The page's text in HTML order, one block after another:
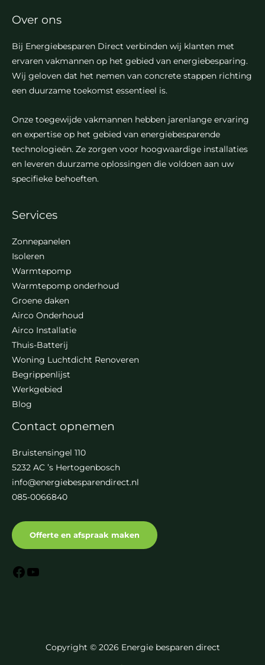
Over ons
Bij Energiebesparen Direct verbinden wij klanten met
ervaren vakmannen op het gebied van energiebesparing.
Wij geloven dat het nemen van concrete stappen richting
een duurzame toekomst essentieel is.
Onze toegewijde vakmannen hebben jarenlange ervaring
en expertise op het gebied van energiebesparende
technologieën. Ze zorgen voor hoogwaardige installaties
en leveren duurzame oplossingen die voldoen aan uw
specifieke behoeften.
Services
Zonnepanelen
Isoleren
Warmtepomp
Warmtepomp onderhoud
Groene daken
Airco Onderhoud
Airco Installatie
Thuis-Batterij
Woning Luchtdicht Renoveren
Begrippenlijst
Werkgebied
Blog
Contact opnemen
Bruistensingel 110
5232 AC ’s Hertogenbosch
info@energiebesparendirect.nl
085-0066840
Offerte en afspraak maken
Copyright © 2026 Energie besparen direct